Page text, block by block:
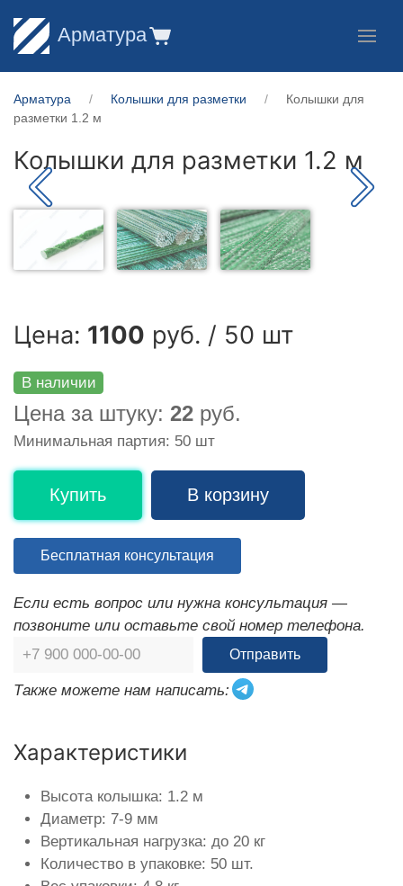
Арматура
Арматура Колышки для разметки
Колышки для
разметки 1.2 м
Колышки для разметки 1.2 м
Цена: 1100 руб. / 50 шт
В наличии
Цена за штуку: 22 руб.
Минимальная партия: 50 шт
Купить В корзину
Бесплатная консультация
Если есть вопрос или нужна консультация —
позвоните или оставьте свой номер телефона.
Отправить
Также можете нам написать:
Характеристики
Высота колышка: 1.2 м
Диаметр: 7-9 мм
Вертикальная нагрузка: до 20 кг
Количество в упаковке: 50 шт.